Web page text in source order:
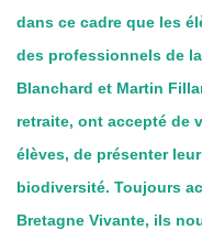
dans ce cadre que les
des professionnels de
Blanchard et Martin
retraite, ont accepté de
élèves, de présenter
biodiversité. Toujours
Bretagne Vivante, ils